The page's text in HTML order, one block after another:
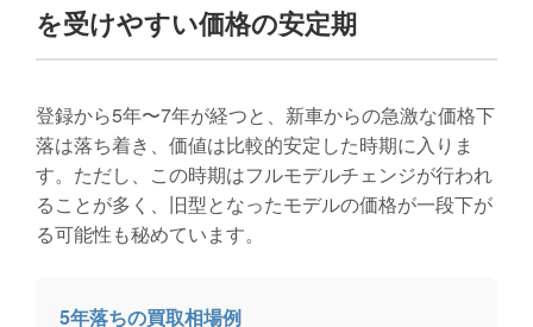
を受けやすい価格の安定期
登録から5年〜7年が経つと、新車からの急激な価格下
落は落ち着き、価値は比較的安定した時期に入りま
す。ただし、この時期はフルモデルチェンジが行われ
ることが多く、旧型となったモデルの価格が一段下が
る可能性も秘めています。
5年落ちの買取相場例